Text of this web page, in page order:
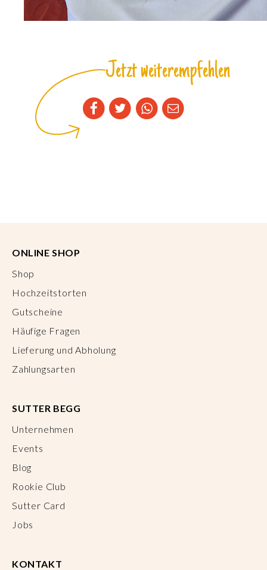
Jetzt weiterempfehlen
ONLINE SHOP
Shop
Hochzeitstorten
Gutscheine
Häufige Fragen
Lieferung und Abholung
Zahlungsarten
SUTTER BEGG
Unternehmen
Events
Blog
Rookie Club
Sutter Card
Jobs
KONTAKT